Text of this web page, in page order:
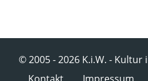
© 2005 - 2026 K.i.W. - Kultur
Kontakt Impressum